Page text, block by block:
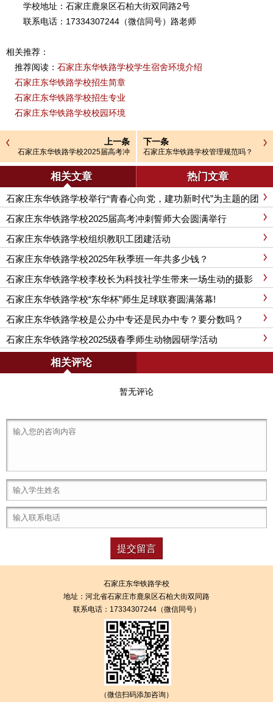
学校地址：石家庄鹿泉区石柏大街双同路2号
联系电话：17334307244（微信同号）路老师
相关推荐：
推荐阅读： 石家庄东华铁路学校学生宿舍环境介绍
石家庄东华铁路学校招生简章
石家庄东华铁路学校招生专业
石家庄东华铁路学校校园环境
上一条
石家庄东华铁路学校2025届高考冲
下一条
石家庄东华铁路学校管理规范吗？
相关文章 热门文章
石家庄东华铁路学校举行“青春心向党，建功新时代”为主题的团
课活动
石家庄东华铁路学校2025届高考冲刺誓师大会圆满举行
石家庄东华铁路学校组织教职工团建活动
石家庄东华铁路学校2025年秋季班一年共多少钱？
石家庄东华铁路学校李校长为科技社学生带来一场生动的摄影
课
石家庄东华铁路学校“东华杯”师生足球联赛圆满落幕!
石家庄东华铁路学校是公办中专还是民办中专？要分数吗？
石家庄东华铁路学校2025级春季师生动物园研学活动
相关评论
暂无评论
石家庄东华铁路学校
地址： 河北省石家庄市鹿泉区石柏大街双同路
联系电话：17334307244（微信同号）
（微信扫码添加咨询）